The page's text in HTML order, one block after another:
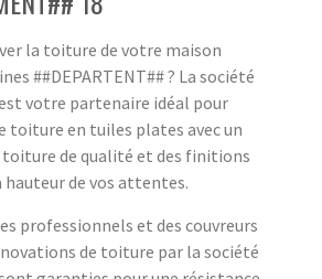
la toiture de votre maison
##DEPARTENT## ? La société
votre partenaire idéal pour
toiture en tuiles plates avec un
de qualité et des finitions
hauteur de vos attentes.
professionnels et des couvreurs
de toiture par la société